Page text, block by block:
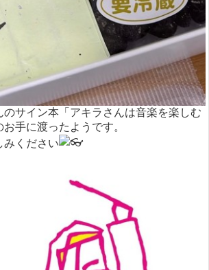
のサイン本「アキラさんは音楽を楽しむ
手に渡ったようです。
みください